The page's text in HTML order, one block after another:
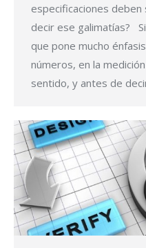
especificaciones
decir ese galimatías?
que pone mucho
números, en la
sentido, y antes de